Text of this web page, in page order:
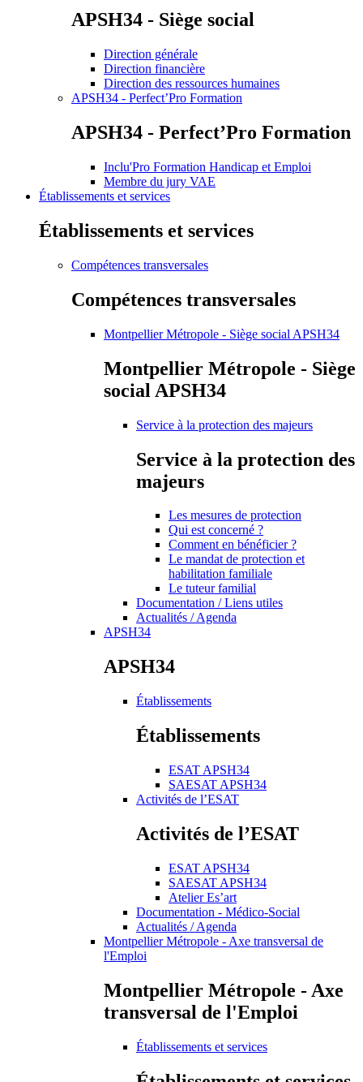
APSH34 - Siège social
Direction générale
Direction financière
Direction des ressources humaines
APSH34 - Perfect’Pro Formation
APSH34 - Perfect’Pro Formation
Inclu'Pro Formation Handicap et Emploi
Membre du jury VAE
Établissements et services
Établissements et services
Compétences transversales
Compétences transversales
Montpellier Métropole - Siège social APSH34
Montpellier Métropole - Siège
social APSH34
Service à la protection des majeurs
Service à la protection des
majeurs
Les mesures de protection
Qui est concerné ?
Comment en bénéficier ?
Le mandat de protection et
habilitation familiale
Le tuteur familial
Documentation / Liens utiles
Actualités / Agenda
APSH34
APSH34
Établissements
Établissements
ESAT APSH34
SAESAT APSH34
Activités de l’ESAT
Activités de l’ESAT
ESAT APSH34
SAESAT APSH34
Atelier Es’art
Documentation - Médico-Social
Actualités / Agenda
Montpellier Métropole - Axe transversal de
l'Emploi
Montpellier Métropole - Axe
transversal de l'Emploi
Établissements et services